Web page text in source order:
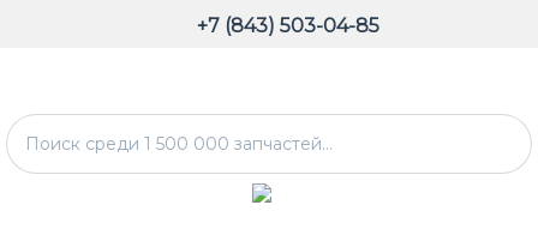
+7 (843) 503-04-85